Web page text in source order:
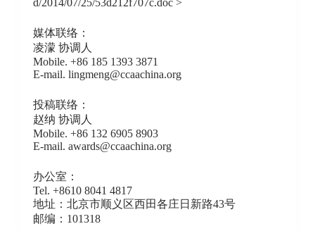
d/2014/07/25/53d212f707c.doc >
媒体联络：
凌濛 协调人
Mobile. +86 185 1393 3871
E-mail. lingmeng@ccaachina.org
投稿联络：
赵纳 协调人
Mobile. +86 132 6905 8903
E-mail. awards@ccaachina.org
办公室：
Tel. +8610 8041 4817
地址：北京市顺义区西田各庄日新路43号
邮编：101318